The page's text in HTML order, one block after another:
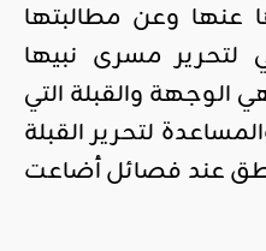
عنها وعن مطالبتها
لتحرير مسرى نبيها
والقبلة التي
لتحرير القبلة
عند فصائل أضاعت